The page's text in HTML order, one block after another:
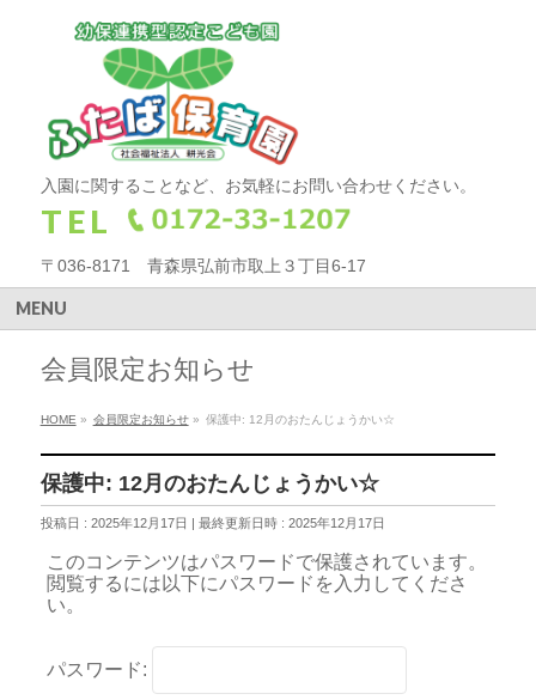
入園に関することなど、お気軽にお問い合わせください。
TEL
〒036-8171 青森県弘前市取上３丁目6-17
MENU
会員限定お知らせ
HOME » 会員限定お知らせ» 保護中: 12月のおたんじょうかい☆
保護中: 12月のおたんじょうかい☆
投稿日 : 2025年12月17日 最終更新日時 : 2025年12月17日
このコンテンツはパスワードで保護されています。
閲覧するには以下にパスワードを入力してくださ
い。
パスワード: